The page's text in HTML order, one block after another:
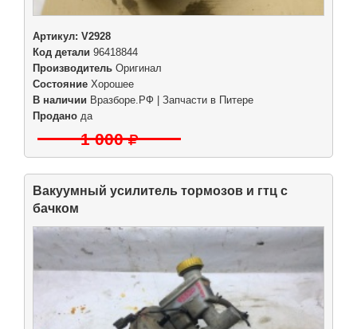
Артикул: V2928
Код детали 96418844
Производитель Оригинал
Состояние Хорошее
В наличии Вразборе.РФ | Запчасти в Питере
Продано да
1 000
Вакуумный усилитель тормозов и гтц с
бачком